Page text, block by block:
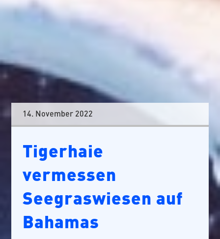
14. November 2022
Tigerhaie
vermessen
Seegraswiesen auf
Bahamas